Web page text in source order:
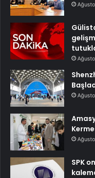
SPK